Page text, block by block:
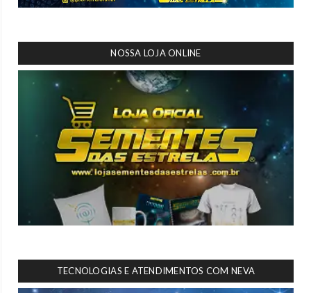
NOSSA LOJA ONLINE
TECNOLOGIAS E ATENDIMENTOS COM NEVA